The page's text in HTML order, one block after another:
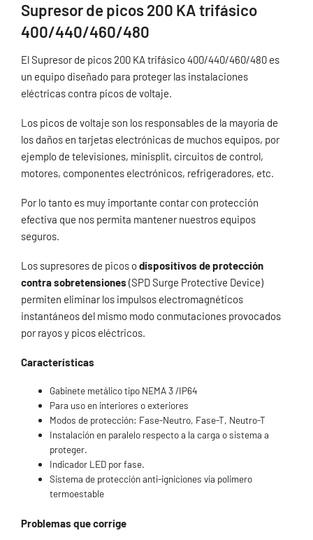
Supresor de picos 200 KA trifásico
400/440/460/480
El Supresor de picos 200 KA trifásico 400/440/460/480 es
un equipo diseñado para proteger las instalaciones
eléctricas contra picos de voltaje.
Los picos de voltaje son los responsables de la mayoría de
los daños en tarjetas electrónicas de muchos equipos, por
ejemplo de televisiones, minisplit, circuitos de control,
motores, componentes electrónicos, refrigeradores, etc.
Por lo tanto es muy importante contar con protección
efectiva que nos permita mantener nuestros equipos
seguros.
Los supresores de picos odispositivos de protección
contra sobretensiones (SPD Surge Protective Device)
permiten eliminar los impulsos electromagnéticos
instantáneos del mismo modo conmutaciones provocados
por rayos y picos eléctricos.
Características
Gabinete metálico tipo NEMA 3 /IP64
Para uso en interiores o exteriores
Modos de protección: Fase-Neutro, Fase-T, Neutro-T
Instalación en paralelo respecto a la carga o sistema a
proteger.
Indicador LED por fase.
Sistema de protección anti-igniciones via polimero
termoestable
Problemas que corrige